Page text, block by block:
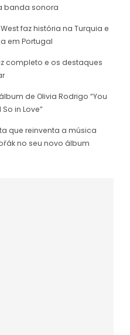
banda sonora
faz história na Turquia e
em Portugal
completo e os destaques
de Olivia Rodrigo “You
in Love”
que reinventa a música
no seu novo álbum